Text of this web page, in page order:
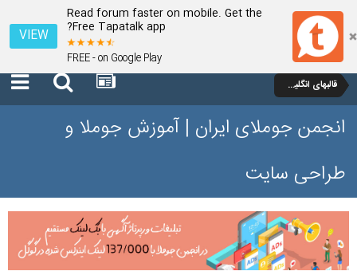
Read forum faster on mobile. Get the
Free Tapatalk app?
FREE - on Google Play
VIEW
قالبهای انگلیسی جوملا 1.7 و 2.5
انجمن جوملای ایران | آموزش جوملا و
طراحی سایت